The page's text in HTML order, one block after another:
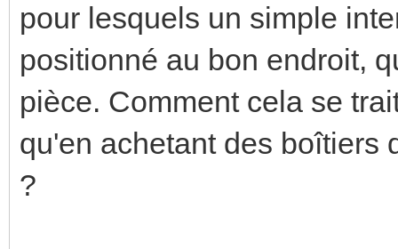
pour lesquels un simple
positionné au bon endroit,
pièce. Comment cela se
qu'en achetant des boîtiers
?